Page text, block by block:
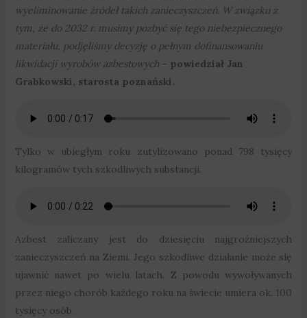
wyeliminowanie źródeł takich zanieczyszczeń. W związku z
tym, że do 2032 r. musimy pozbyć się tego niebezpiecznego
materiału, podjęliśmy decyzję o pełnym dofinansowaniu
likwidacji wyrobów azbestowych– powiedział Jan
Grabkowski, starosta poznański.
Tylko w ubiegłym roku zutylizowano ponad 798 tysięcy
kilogramów tych szkodliwych substancji.
Azbest zaliczany jest do dziesięciu najgroźniejszych
zanieczyszczeń na Ziemi. Jego szkodliwe działanie może się
ujawnić nawet po wielu latach. Z powodu wywoływanych
przez niego chorób każdego roku na świecie umiera ok. 100
tysięcy osób.